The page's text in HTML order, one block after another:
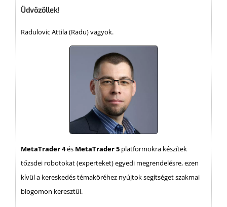
Üdvözöllek!
Radulovic Attila (Radu) vagyok.
MetaTrader 4és MetaTrader 5 platformokra készítek
tőzsdei robotokat (experteket) egyedi megrendelésre, ezen
kívül a kereskedés témaköréhez nyújtok segítséget szakmai
blogomon keresztül.